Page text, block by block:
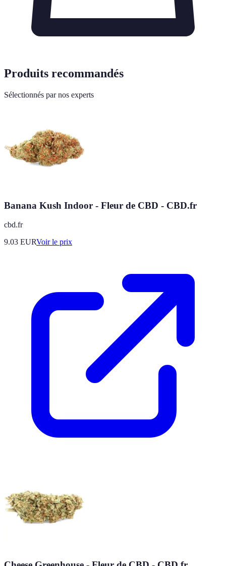
Produits recommandés
Sélectionnés par nos experts
Banana Kush Indoor - Fleur de CBD - CBD.fr
cbd.fr
9.03 EURVoir le prix